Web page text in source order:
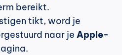
bereikt.
tikt, word je
naar je Apple-